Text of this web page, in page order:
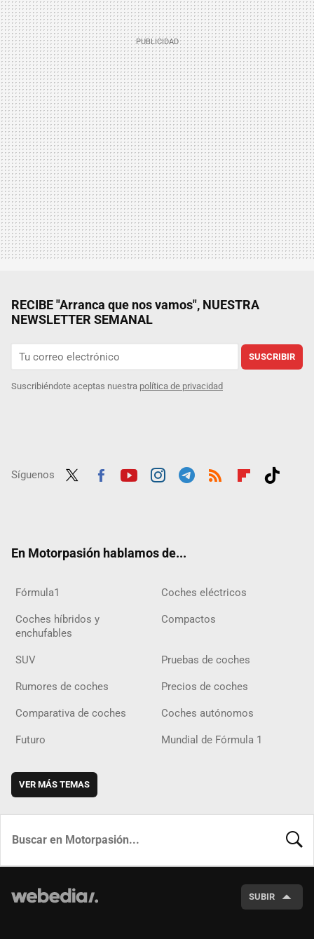
RECIBE "Arranca que nos vamos", NUESTRA
NEWSLETTER SEMANAL
SUSCRIBIR
Suscribiéndote aceptas nuestra política de privacidad
Síguenos
En Motorpasión hablamos de...
Fórmula1 Coches eléctricos
Coches híbridos y
enchufables
Compactos
SUV Pruebas de coches
Rumores de coches Precios de coches
Comparativa de coches Coches autónomos
Futuro Mundial de Fórmula 1
VER MÁS TEMAS
SUBIR